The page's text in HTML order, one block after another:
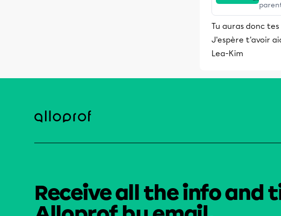
Tu auras donc
J'espère t'avoir
Lea-Kim
Receive all the info and